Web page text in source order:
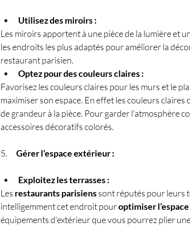
Utilisez des miroirs :
Les miroirs apportent à une pièce de la lumière et
les endroits les plus adaptés pour améliorer la
restaurant parisien.
Optez pour des couleurs claires :
Favorisez les couleurs claires pour les murs et le
maximiser son espace. En effet les couleurs
de grandeur à la pièce. Pour garder l’atmosphère
accessoires décoratifs colorés.
5. Gérer l’espace extérieur :
Exploitez les terrasses :
Les restaurants parisiens sont réputés pour leurs
intelligemment cet endroit pour optimiser
équipements d’extérieur que vous pourrez plier